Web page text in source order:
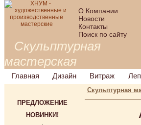
О Компании
Новости
Контакты
Поиск по сайту
Скульптурная
мастерская
Главная Дизайн Витраж
Скульптурная
ПРЕДЛОЖЕНИЕ
НОВИНКИ!